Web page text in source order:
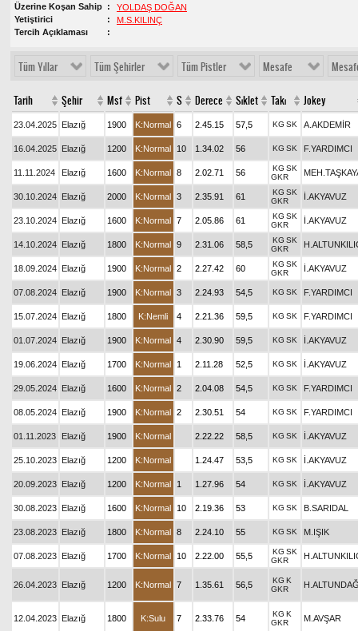
Üzerine Koşan Sahip
YOLDAŞ DOĞAN
Yetiştirici
M.S.KILINÇ
Tercih Açıklaması
Tüm Yıllar Tüm Şehirler Tüm Pistler Mesafe
Tarih Şehir Msf Pist S Derece Sıklet Takı Jokey
23.04.2025 Elazığ 1900 K:Normal 6 2.45.15 57,5 KG SK A.AKDEMİR
16.04.2025 Elazığ 1200 K:Normal 10 1.34.02 56 KG SK F.YARDIMCI
11.11.2024 Elazığ 1600 K:Normal 8 2.02.71 56 KG SK
GKR
30.10.2024 Elazığ 2000 K:Normal 3 2.35.91 61 KG SK
GKR
İ.AKYAVUZ
23.10.2024 Elazığ 1600 K:Normal 7 2.05.86 61 KG SK
GKR
İ.AKYAVUZ
14.10.2024 Elazığ 1800 K:Normal 9 2.31.06 58,5 KG SK
GKR
18.09.2024 Elazığ 1900 K:Normal 2 2.27.42 60 KG SK
GKR
İ.AKYAVUZ
07.08.2024 Elazığ 1900 K:Normal 3 2.24.93 54,5 KG SK F.YARDIMCI
15.07.2024 Elazığ 1800 K:Nemli 4 2.21.36 59,5 KG SK F.YARDIMCI
01.07.2024 Elazığ 1900 K:Normal 4 2.30.90 59,5 KG SK İ.AKYAVUZ
19.06.2024 Elazığ 1700 K:Normal 1 2.11.28 52,5 KG SK İ.AKYAVUZ
29.05.2024 Elazığ 1600 K:Normal 2 2.04.08 54,5 KG SK F.YARDIMCI
08.05.2024 Elazığ 1900 K:Normal 2 2.30.51 54 KG SK F.YARDIMCI
01.11.2023 Elazığ 1900 K:Normal 2.22.22 58,5 KG SK İ.AKYAVUZ
25.10.2023 Elazığ 1200 K:Normal 1.24.47 53,5 KG SK İ.AKYAVUZ
20.09.2023 Elazığ 1200 K:Normal 1 1.27.96 54 KG SK İ.AKYAVUZ
30.08.2023 Elazığ 1600 K:Normal 10 2.19.36 53 KG SK B.SARIDAL
23.08.2023 Elazığ 1800 K:Normal 8 2.24.10 55 KG SK M.IŞIK
07.08.2023 Elazığ 1700 K:Normal 10 2.22.00 55,5 KG SK
GKR
26.04.2023 Elazığ 1200 K:Normal 7 1.35.61 56,5 KG K
GKR
12.04.2023 Elazığ 1800 K:Sulu 7 2.33.76 54 KG K
GKR
M.AVŞAR